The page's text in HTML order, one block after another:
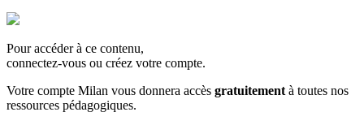
Pour accéder à ce contenu,
connectez-vous ou créez votre compte.
Votre compte Milan vous donnera accès gratuitement à toutes nos
ressources pédagogiques.